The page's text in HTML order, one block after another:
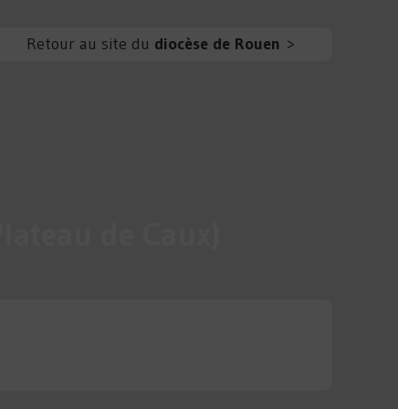
Retour au site du diocèse de Rouen >